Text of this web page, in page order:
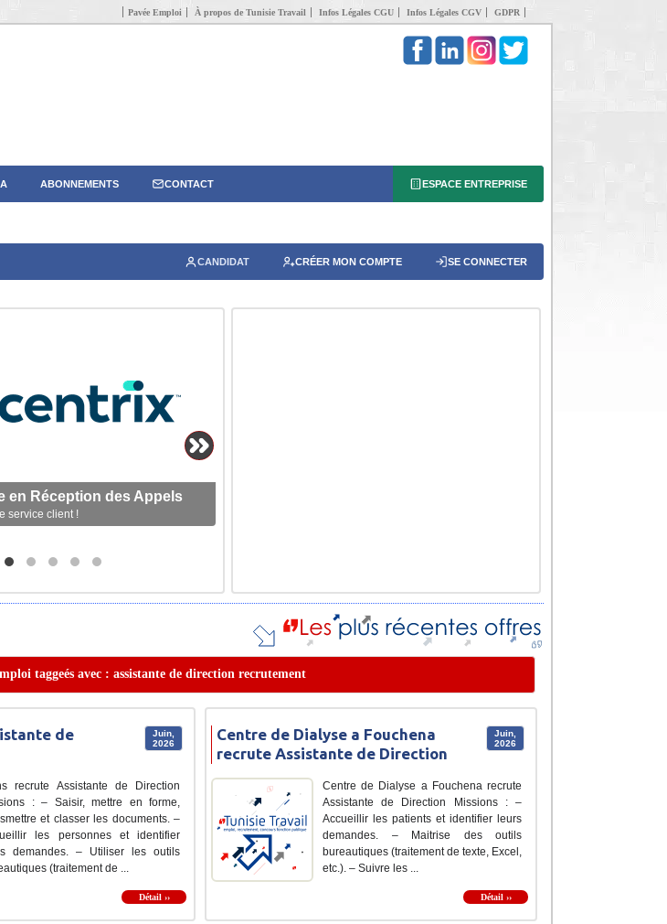
Pavée Emploi À propos de Tunisie Travail Infos Légales CGU Infos Légales CGV GDPR
ABONNEMENTS CONTACT ESPACE ENTREPRISE
CANDIDAT CRÉER MON COMPTE SE CONNECTER
en Réception des Appels
service client !
taggeés avec : assistante de direction recrutement
Juin,
2026
de
recrute Assistante de Direction
: – Saisir, mettre en forme,
et classer les documents. –
les personnes et identifier
demandes. – Utiliser les outils
(traitement de ...
Détail ››
Juin,
2026
Centre de Dialyse a Fouchena
recrute Assistante de Direction
Centre de Dialyse a Fouchena recrute
Assistante de Direction Missions : –
Accueillir les patients et identifier leurs
demandes. – Maitrise des outils
bureautiques (traitement de texte, Excel,
etc.). – Suivre les ...
Détail ››